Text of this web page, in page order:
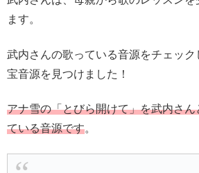
ます。
武内さんの歌っている音源をチェッ
宝音源を見つけました！
アナ雪の「とびら開けて」を武内さ
ている音源です。